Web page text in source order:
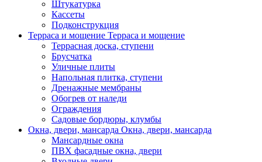
Штукатурка
Кассеты
Подконструкция
Терраса и мощение Терраса и мощение
Террасная доска, ступени
Брусчатка
Уличные плиты
Напольная плитка, ступени
Дренажные мембраны
Обогрев от наледи
Ограждения
Садовые бордюры, клумбы
Окна, двери, мансарда Окна, двери, мансарда
Мансардные окна
ПВХ фасадные окна, двери